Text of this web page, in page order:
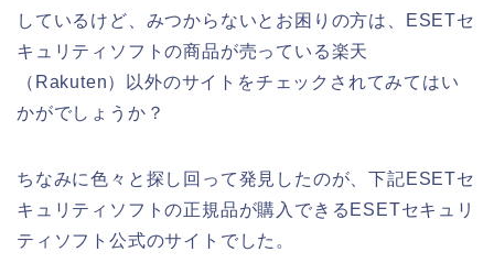
しているけど、みつからないとお困りの方は、ESETセ
キュリティソフトの商品が売っている楽天
（Rakuten）以外のサイトをチェックされてみてはい
かがでしょうか？
ちなみに色々と探し回って発見したのが、下記ESETセ
キュリティソフトの正規品が購入できるESETセキュリ
ティソフト公式のサイトでした。